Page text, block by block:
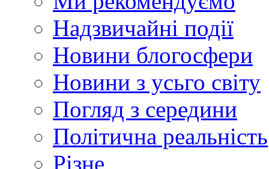
Надзвичайні події
Новини блогосфери
Новини з усьго світу
Погляд з середини
Політична реальність
Різне